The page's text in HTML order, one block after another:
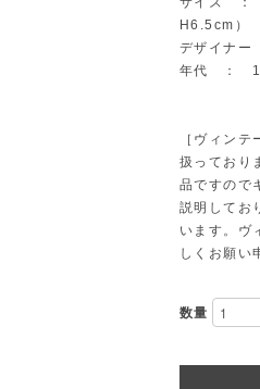
H6.5cm）
デザイナ
年代 ：
［ヴィン
扱っており
品ですので
説明してお
います。ヴ
しくお願い
数量